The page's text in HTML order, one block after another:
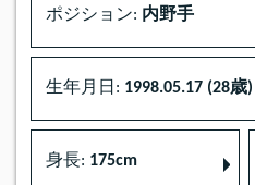
ポジション: 内野手
生年月日: 1998.05.17 (28歳)
身長: 175cm